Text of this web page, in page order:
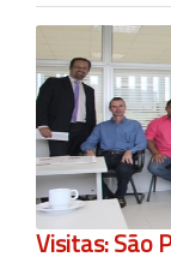
Visitas: São